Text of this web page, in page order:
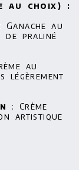
au choix) :
: Ganache au
de praliné
au
légèrement
: Crème
artistique